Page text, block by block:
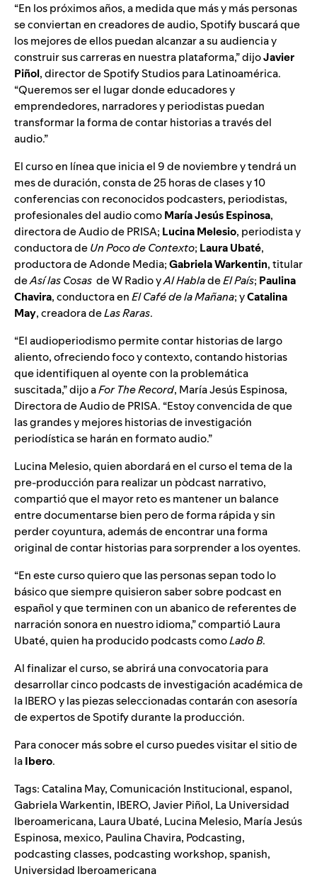
“En los próximos años, a medida que más y más personas
se conviertan en creadores de audio, Spotify buscará que
los mejores de ellos puedan alcanzar a su audiencia y
construir sus carreras en nuestra plataforma,” dijoJavier
Piñol, director de Spotify Studios para Latinoamérica.
“Queremos ser el lugar donde educadores y
emprendedores, narradores y periodistas puedan
transformar la forma de contar historias a través del
audio.”
El curso en línea que inicia el 9 de noviembre y tendrá un
mes de duración, consta de 25 horas de clases y 10
conferencias con reconocidos podcasters, periodistas,
profesionales del audio comoMaría Jesús Espinosa,
directora de Audio de PRISA; Lucina Melesio, periodista y
conductora deUn Poco de Contexto; Laura Ubaté,
productora de Adonde Media;Gabriela Warkentin, titular
deAsí las Cosas de W Radio yAl HabladeEl País; Paulina
Chavira, conductora enEl Café de la Mañana; yCatalina
May, creadora deLas Raras.
“El audioperiodismo permite contar historias de largo
aliento, ofreciendo foco y contexto, contando historias
que identifiquen al oyente con la problemática
suscitada,” dijo aFor The Record, María Jesús Espinosa,
Directora de Audio de PRISA. “Estoy convencida de que
las grandes y mejores historias de investigación
periodística se harán en formato audio.”
Lucina Melesio, quien abordará en el curso el tema de la
pre-producción para realizar un pòdcast narrativo,
compartió que el mayor reto es mantener un balance
entre documentarse bien pero de forma rápida y sin
perder coyuntura, además de encontrar una forma
original de contar historias para sorprender a los oyentes.
“En este curso quiero que las personas sepan todo lo
básico que siempre quisieron saber sobre podcast en
español y que terminen con un abanico de referentes de
narración sonora en nuestro idioma,” compartió Laura
Ubaté, quien ha producido podcasts comoLado B.
Al finalizar el curso, se abrirá una convocatoria para
desarrollar cinco podcasts de investigación académica de
la IBERO y las piezas seleccionadas contarán con asesoría
de expertos de Spotify durante la producción.
Para conocer más sobre el curso puedes visitar el sitio de
laIbero.
Tags:Catalina May,Comunicación Institucional,espanol,
Gabriela Warkentin, IBERO,Javier Piñol, La Universidad
Iberoamericana, Laura Ubaté, Lucina Melesio, María Jesús
Espinosa, mexico, Paulina Chavira, Podcasting,
podcasting classes, podcasting workshop,spanish,
Universidad Iberoamericana